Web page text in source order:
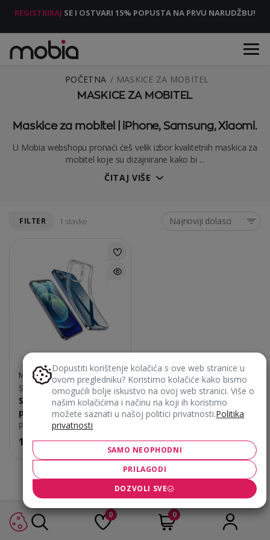
0 0
REGISTRIRAJ SE I OSTVARI 15% POPUSTA NA PRVU NARUDŽBU!
POČETNA MASKICE ZA MOBITEL
MASKICE ZA MOBITEL
Maskice za mobitel | iPhone, Samsung, Xiaomi.
U Mobia webshopu pronaći ćeš velik izbor kvalitetnih maskica za
mobitel koje su dizajnirane kako bi ...
ČITAJ VIŠE
FILTER 1 stavke Najnoviji dolasci
MASKICE ZA MOBITEL
Samsung S21
Silikonska maska Ultra
prozirna
prozirno
11,90€
Ne znaš koji je proizvod pravi za
Dopustiti korištenje kolačića s ove web stranice u
ovom pregledniku? Koristimo kolačiće kako bismo
omogućili bolje iskustvo na ovoj web stranici. Više o
našim kolačićima i načinu na koji ih koristimo
možete saznati u našoj politici privatnosti.Politika
privatnosti
SAMO NEOPHODNI
PRILAGODI
DOZVOLI SVE